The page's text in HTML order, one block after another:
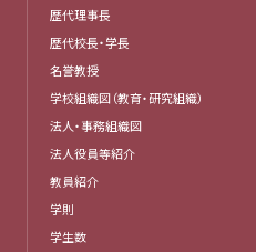
歴代理事長
歴代校長・学長
名誉教授
学校組織図（教育・研究組織）
法人・事務組織図
法人役員等紹介
教員紹介
学則
学生数